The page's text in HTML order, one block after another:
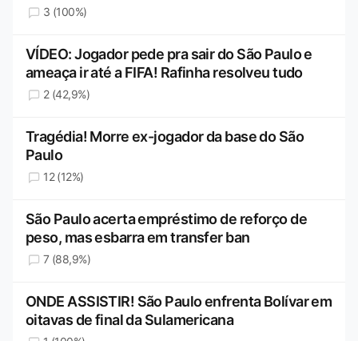
3 (100%)
VÍDEO: Jogador pede pra sair do São Paulo e
ameaça ir até a FIFA! Rafinha resolveu tudo
2 (42,9%)
Tragédia! Morre ex-jogador da base do São
Paulo
12 (12%)
São Paulo acerta empréstimo de reforço de
peso, mas esbarra em transfer ban
7 (88,9%)
ONDE ASSISTIR! São Paulo enfrenta Bolívar em
oitavas de final da Sulamericana